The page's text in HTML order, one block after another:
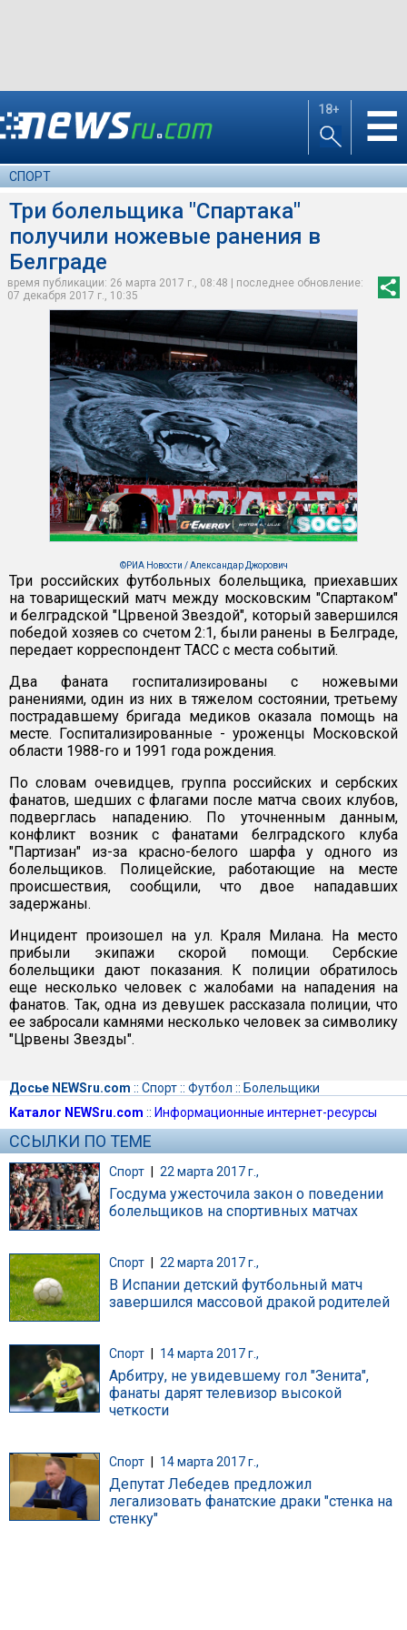
18+ ☰
СПОРТ
Три болельщика "Спартака"
получили ножевые ранения в
Белграде
время публикации: 26 марта 2017 г., 08:48 | последнее обновление:
07 декабря 2017 г., 10:35
©РИА Новости / Александар Джорович
Три российских футбольных болельщика, приехавших
на товарищеский матч между московским "Спартаком"
и белградской "Црвеной Звездой", который завершился
победой хозяев со счетом 2:1, были ранены в Белграде,
передает корреспондент ТАСС с места событий.
Два фаната госпитализированы с ножевыми
ранениями, один из них в тяжелом состоянии, третьему
пострадавшему бригада медиков оказала помощь на
месте. Госпитализированные - уроженцы Московской
области 1988-го и 1991 года рождения.
По словам очевидцев, группа российских и сербских
фанатов, шедших с флагами после матча своих клубов,
подверглась нападению. По уточненным данным,
конфликт возник с фанатами белградского клуба
"Партизан" из-за красно-белого шарфа у одного из
болельщиков. Полицейские, работающие на месте
происшествия, сообщили, что двое нападавших
задержаны.
Инцидент произошел на ул. Краля Милана. На место
прибыли экипажи скорой помощи. Сербские
болельщики дают показания. К полиции обратилось
еще несколько человек с жалобами на нападения на
фанатов. Так, одна из девушек рассказала полиции, что
ее забросали камнями несколько человек за символику
"Црвены Звезды".
Досье NEWSru.com :: Спорт:: Футбол :: Болельщики
Каталог NEWSru.com :: Информационные интернет-ресурсы
ССЫЛКИ ПО ТЕМЕ
Спорт | 22 марта 2017 г.,
Госдума ужесточила закон о поведении
болельщиков на спортивных матчах
Спорт 22 марта 2017 г.,
В Испании детский футбольный матч
завершился массовой дракой родителей
Спорт 14 марта 2017 г.,
Арбитру, не увидевшему гол "Зенита",
фанаты дарят телевизор высокой
четкости
Спорт 14 марта 2017 г.,
Депутат Лебедев предложил
легализовать фанатские драки "стенка на
стенку"